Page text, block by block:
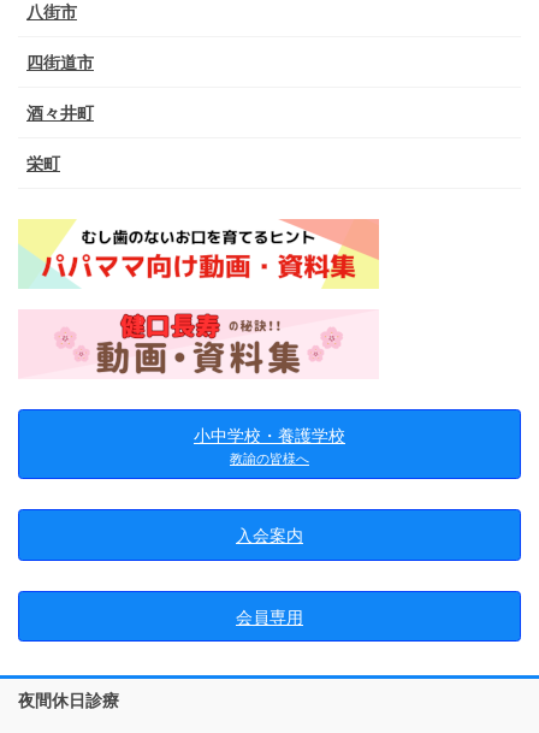
八街市
四街道市
酒々井町
栄町
小中学校・養護学校
教諭の皆様へ
入会案内
会員専用
夜間休日診療